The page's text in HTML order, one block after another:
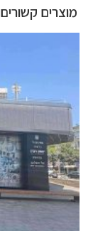
מוצרים קשורים